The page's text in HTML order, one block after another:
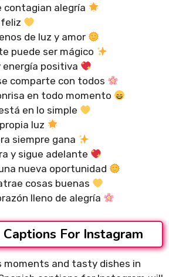
contagian alegría
de luz y amor
puede ser mágico
energía positiva
comparte con todos
en todo momento
en lo simple
luz
siempre gana
y sigue adelante
nueva oportunidad
cosas buenas
lleno de alegría
Captions For Instagram
moments and tasty dishes in